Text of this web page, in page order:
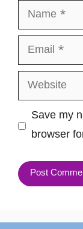
Name
Email
Website
Save my
browser